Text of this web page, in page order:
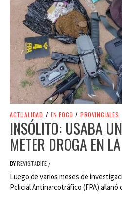
ACTUALIDAD / EN FOCO / PROVINCIALES
INSÓLITO: USABA
METER DROGA EN
BYREVISTABIFE /
Luego de varios meses de
Policial Antinarcotráfico (FPA) allanó